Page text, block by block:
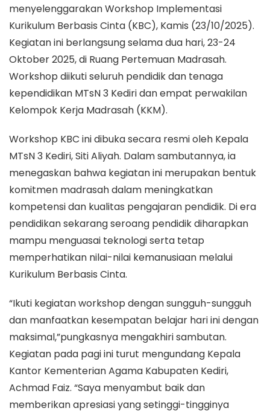
menyelenggarakan Workshop Implementasi
Kurikulum Berbasis Cinta (KBC), Kamis (23/10/2025).
Kegiatan ini berlangsung selama dua hari, 23-24
Oktober 2025, di Ruang Pertemuan Madrasah.
Workshop diikuti seluruh pendidik dan tenaga
kependidikan MTsN 3 Kediri dan empat perwakilan
Kelompok Kerja Madrasah (KKM).
Workshop KBC ini dibuka secara resmi oleh Kepala
MTsN 3 Kediri, Siti Aliyah. Dalam sambutannya, ia
menegaskan bahwa kegiatan ini merupakan bentuk
komitmen madrasah dalam meningkatkan
kompetensi dan kualitas pengajaran pendidik. Di era
pendidikan sekarang seroang pendidik diharapkan
mampu menguasai teknologi serta tetap
memperhatikan nilai-nilai kemanusiaan melalui
Kurikulum Berbasis Cinta.
“Ikuti kegiatan workshop dengan sungguh-sungguh
dan manfaatkan kesempatan belajar hari ini dengan
maksimal,”pungkasnya mengakhiri sambutan.
Kegiatan pada pagi ini turut mengundang Kepala
Kantor Kementerian Agama Kabupaten Kediri,
Achmad Faiz. “Saya menyambut baik dan
memberikan apresiasi yang setinggi-tingginya